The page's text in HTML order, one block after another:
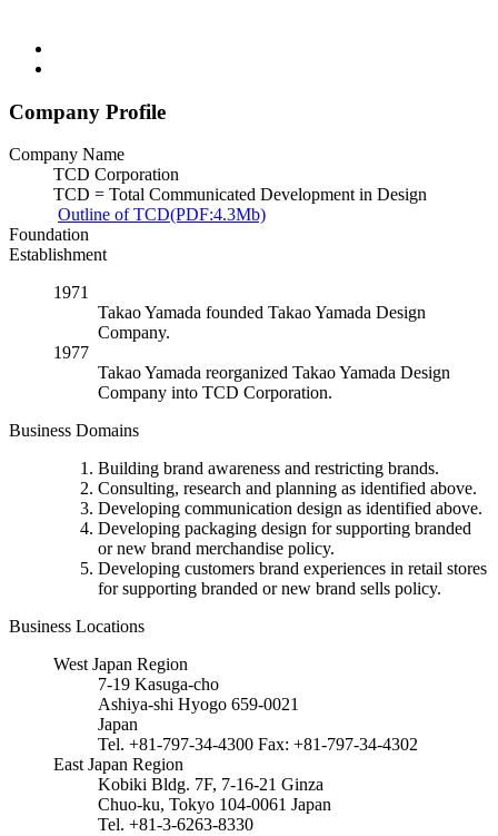
Company Profile
Company Name
TCD Corporation
TCD = Total Communicated Development in Design
Outline of TCD(PDF:4.3Mb)
Foundation
Establishment
1971
Takao Yamada founded Takao Yamada Design
Company.
1977
Takao Yamada reorganized Takao Yamada Design
Company into TCD Corporation.
Business Domains
Building brand awareness and restricting brands.
Consulting, research and planning as identified above.
Developing communication design as identified above.
Developing packaging design for supporting branded
or new brand merchandise policy.
Developing customers brand experiences in retail stores
for supporting branded or new brand sells policy.
Business Locations
West Japan Region
7-19 Kasuga-cho
Ashiya-shi Hyogo 659-0021
Japan
Tel. +81-797-34-4300 Fax: +81-797-34-4302
East Japan Region
Kobiki Bldg. 7F, 7-16-21 Ginza
Chuo-ku, Tokyo 104-0061 Japan
Tel. +81-3-6263-8330